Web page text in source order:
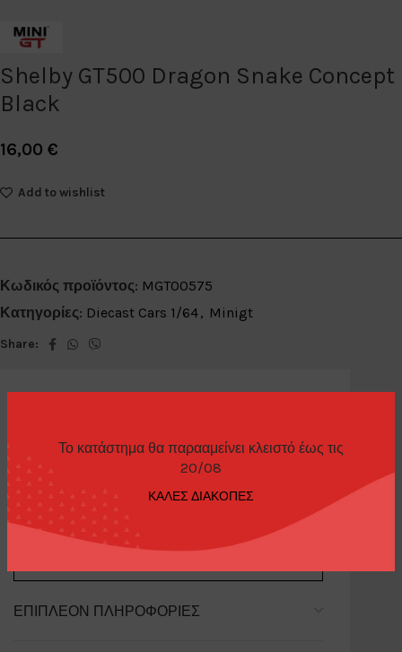
Το κατάστημα θα παρααμείνει κλειστό έως τις
20/08
ΚΑΛΕΣ ΔΙΑΚΟΠΕΣ
Shelby GT500 Dragon Snake Concept
Black
16,00 €
Add to wishlist
Κωδικός προϊόντος: MGT00575
Κατηγορίες: Diecast Cars 1/64, Minigt
Share:
Shelby GT500 Dragon Snake Concept Black
ΕΠΙΠΛΈΟΝ ΠΛΗΡΟΦΟΡΊΕΣ